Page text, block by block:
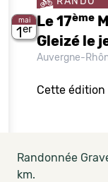
mai
1er Le 17ème
Gleizé le
Auvergne-
Cette
Randonnée
km.